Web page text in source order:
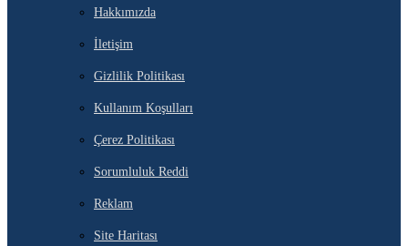
Hakkımızda
İletişim
Gizlilik Politikası
Kullanım Koşulları
Çerez Politikası
Sorumluluk Reddi
Reklam
Site Haritası